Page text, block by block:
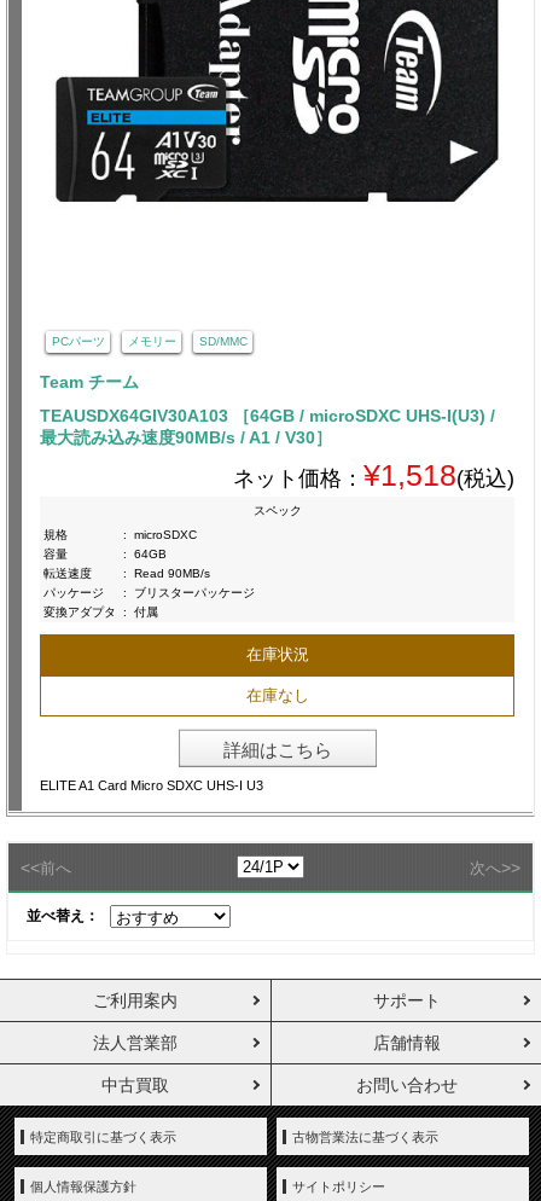
PCパーツ メモリー SD/MMC
Team チーム
TEAUSDX64GIV30A103 ［64GB / microSDXC UHS-I(U3) /
最大読み込み速度90MB/s / A1 / V30］
ネット価格： ¥1,518(税込)
スペック
規格
:
microSDXC
容量
:
64GB
転送速度
:
Read 90MB/s
パッケージ
:
ブリスターパッケージ
変換アダプタ
: 付属
在庫状況
在庫なし
詳細はこちら
ELITE A1 Card Micro SDXC UHS-I U3
<<前へ 次へ>>
並べ替え：
ご利用案内 サポート
法人営業部 店舗情報
中古買取 お問い合わせ
特定商取引に基づく表示 古物営業法に基づく表示
個人情報保護方針 サイトポリシー